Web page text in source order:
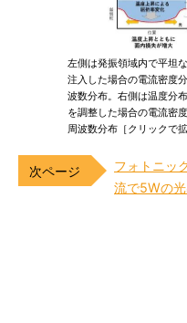
左側は発振領域内で平坦
注入した場合の電流密度
波数分布。右側は温度分
を調整した場合の電流密
周波数分布［クリックで
フォトニッ
流で5Wの